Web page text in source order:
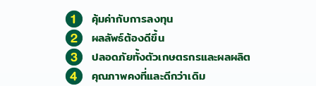
คุ้มค่ากับการลงทุน
ผลลัพธ์ต้องดีขึ้น
ปลอดภัยทั้งตัวเกษตรกรและผลผลิต
คุณภาพคงที่และดีกว่าเดิม